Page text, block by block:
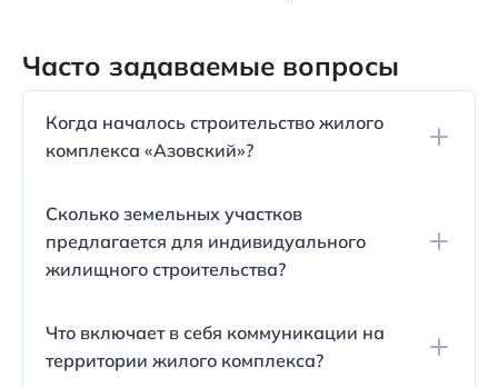
Часто задаваемые вопросы
Когда началось строительство жилого
комплекса «Азовский»?
расположенного на въезде в Темрюк по улице 27
сентября, началось в 2021 году.
Сколько земельных участков
предлагается для индивидуального
жилищного строительства?
земельных участков, каждый из которых имеет
площадь от 4 до 6 соток.
Что включает в себя коммуникации на
территории жилого комплекса?